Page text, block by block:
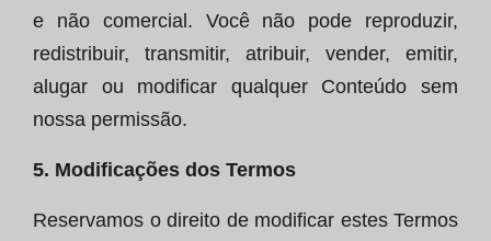
e não comercial. Você não pode reproduzir,
redistribuir, transmitir, atribuir, vender, emitir,
alugar ou modificar qualquer Conteúdo sem
nossa permissão.
5. Modificações dos Termos
Reservamos o direito de modificar estes Termos